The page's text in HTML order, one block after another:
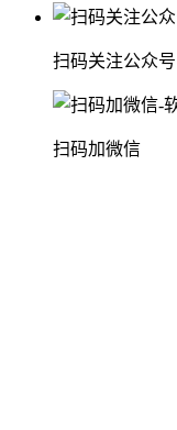
扫码关注公众号
扫码加微信